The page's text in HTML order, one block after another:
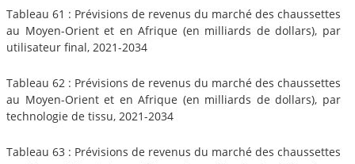
Tableau 61 : Prévisions de revenus du marché des chaussettes
au Moyen-Orient et en Afrique (en milliards de dollars), par
utilisateur final, 2021-2034
Tableau 62 : Prévisions de revenus du marché des chaussettes
au Moyen-Orient et en Afrique (en milliards de dollars), par
technologie de tissu, 2021-2034
Tableau 63 : Prévisions de revenus du marché des chaussettes